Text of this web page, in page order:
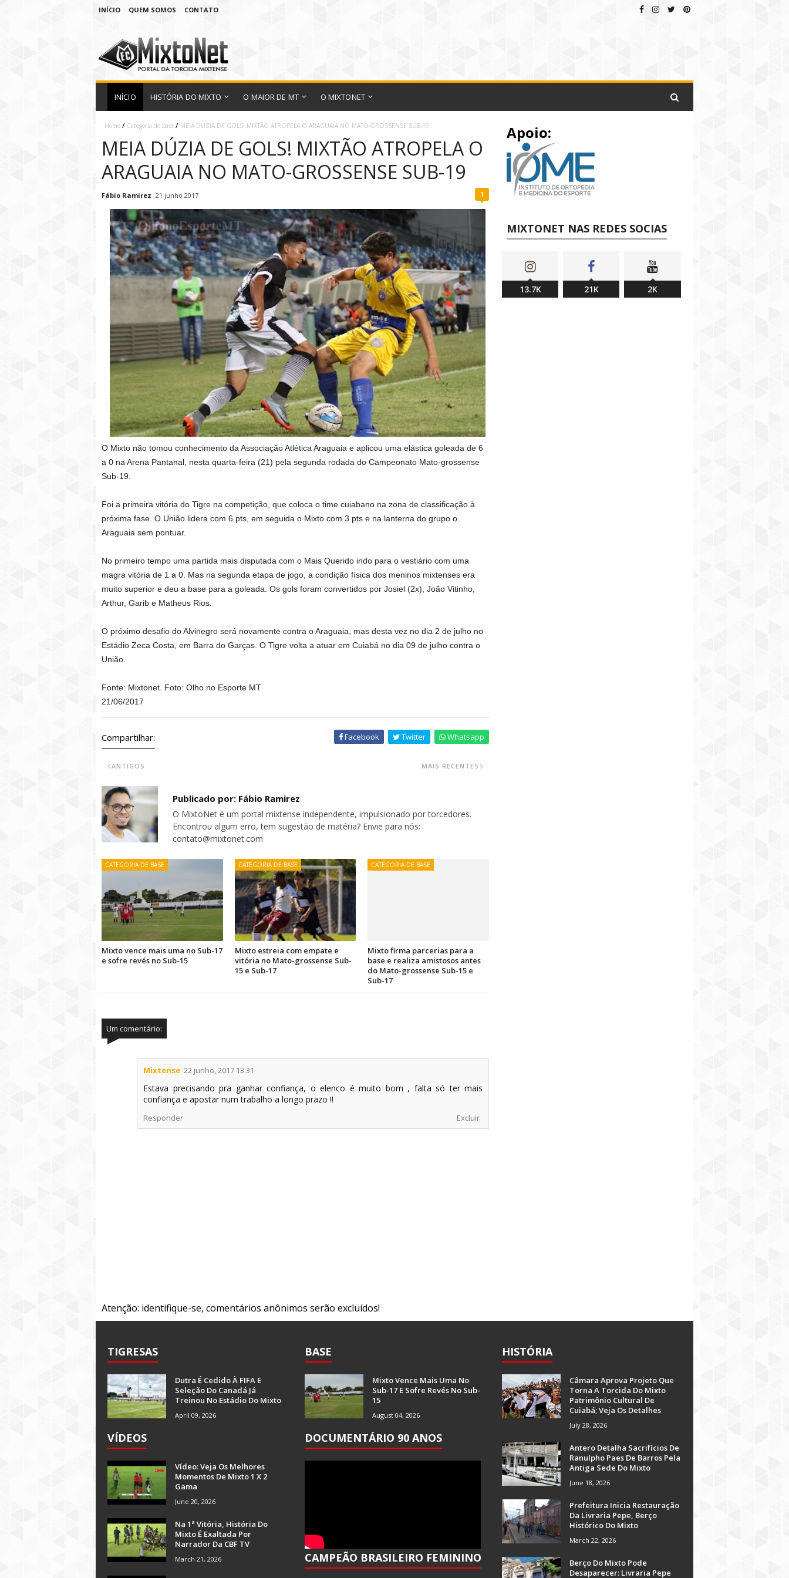
INÍCIO QUEM SOMOS CONTATO
INÍCIO HISTÓRIA DO MIXTO O MAIOR DE MT O MIXTONET
Home / Categoria de base / MEIA DÚZIA DE GOLS! MIXTÃO ATROPELA O ARAGUAIA NO MATO-GROSSENSE SUB-19
MEIA DÚZIA DE GOLS! MIXTÃO ATROPELA O
ARAGUAIA NO MATO-GROSSENSE SUB-19
Fábio Ramirez 21 junho 2017 1
O Mixto não tomou conhecimento da Associação Atlética Araguaia e aplicou uma elástica goleada de 6
a 0 na Arena Pantanal, nesta quarta-feira (21) pela segunda rodada do Campeonato Mato-grossense
Sub-19.
Foi a primeira vitória do Tigre na competição, que coloca o time cuiabano na zona de classificação à
próxima fase. O União lidera com 6 pts, em seguida o Mixto com 3 pts e na lanterna do grupo o
Araguaia sem pontuar.
No primeiro tempo uma partida mais disputada com o Mais Querido indo para o vestiário com uma
magra vitória de 1 a 0. Mas na segunda etapa de jogo, a condição física dos meninos mixtenses era
muito superior e deu a base para a goleada. Os gols foram convertidos por Josiel (2x), João Vitinho,
Arthur, Garib e Matheus Rios.
O próximo desafio do Alvinegro será novamente contra o Araguaia, mas desta vez no dia 2 de julho no
Estádio Zeca Costa, em Barra do Garças. O Tigre volta a atuar em Cuiabá no dia 09 de julho contra o
União.
Fonte: Mixtonet. Foto: Olho no Esporte MT
21/06/2017
Compartilhar: Facebook Twitter Whatsapp
MAIS RECENTES
ANTIGOS
Publicado por: Fábio Ramirez
O MixtoNet é um portal mixtense independente, impulsionado por torcedores.
Encontrou algum erro, tem sugestão de matéria? Envie para nós:
contato@mixtonet.com
CATEGORIA DE BASE
Mixto vence mais uma no Sub-17
e sofre revés no Sub-15
CATEGORIA DE BASE
Mixto estreia com empate e
vitória no Mato-grossense Sub-
15 e Sub-17
CATEGORIA DE BASE
Mixto firma parcerias para a
base e realiza amistosos antes
do Mato-grossense Sub-15 e
Sub-17
Um comentário:
Mixtense 22 junho, 2017 13:31
Estava precisando pra ganhar confiança, o elenco é muito bom , falta só ter mais
confiança e apostar num trabalho a longo prazo !!
Responder Excluir
Atenção: identifique-se, comentários anônimos serão excluídos!
Apoio:
MIXTONET NAS REDES SOCIAS
13.7K 21K 2K
TIGRESAS
Dutra É Cedido À FIFA E
Seleção Do Canadá Já
Treinou No Estádio Do Mixto
April 09, 2026
VÍDEOS
Vídeo: Veja Os Melhores
Momentos De Mixto 1 X 2
Gama
June 20, 2026
Na 1ª Vitória, História Do
Mixto É Exaltada Por
Narrador Da CBF TV
March 21, 2026
BASE
Mixto Vence Mais Uma No
Sub-17 E Sofre Revés No Sub-
15
August 04, 2026
DOCUMENTÁRIO 90 ANOS
CAMPEÃO BRASILEIRO FEMININO
HISTÓRIA
Câmara Aprova Projeto Que
Torna A Torcida Do Mixto
Patrimônio Cultural De
Cuiabá; Veja Os Detalhes
July 28, 2026
Antero Detalha Sacrifícios De
Ranulpho Paes De Barros Pela
Antiga Sede Do Mixto
June 18, 2026
Prefeitura Inicia Restauração
Da Livraria Pepe, Berço
Histórico Do Mixto
March 22, 2026
Berço Do Mixto Pode
Desaparecer: Livraria Pepe